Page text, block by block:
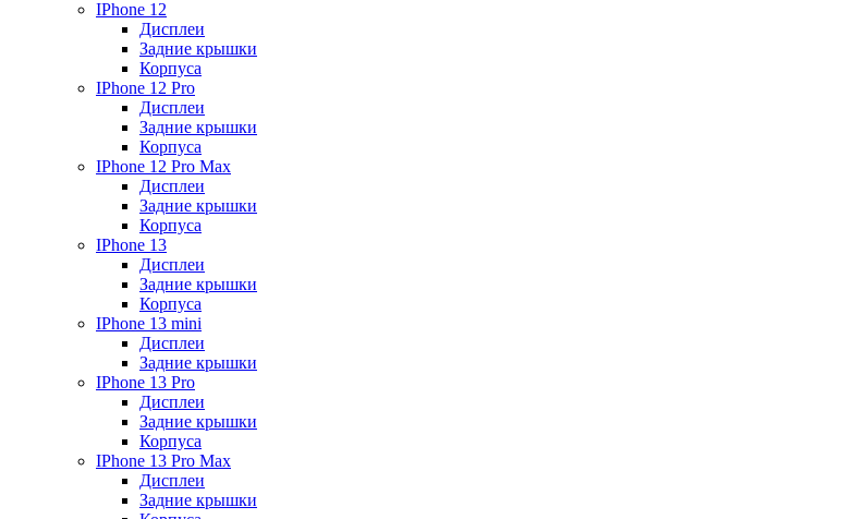
IPhone 12
Дисплеи
Задние крышки
Корпуса
IPhone 12 Pro
Дисплеи
Задние крышки
Корпуса
IPhone 12 Pro Max
Дисплеи
Задние крышки
Корпуса
IPhone 13
Дисплеи
Задние крышки
Корпуса
IPhone 13 mini
Дисплеи
Задние крышки
IPhone 13 Pro
Дисплеи
Задние крышки
Корпуса
IPhone 13 Pro Max
Дисплеи
Задние крышки